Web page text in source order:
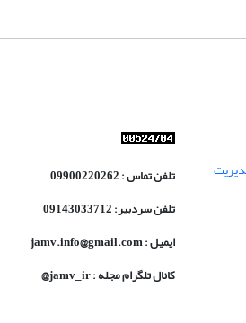
تلفن تماس : 09900220262
تلفن سردبیر: 09143033712
ایمیل : jamv.info@gmail.com
کانال تلگرام مجله : jamv_ir@